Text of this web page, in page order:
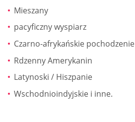
Mieszany
pacyficzny wyspiarz
Czarno-afrykańskie pochodzenie
Rdzenny Amerykanin
Latynoski / Hiszpanie
Wschodnioindyjskie i inne.